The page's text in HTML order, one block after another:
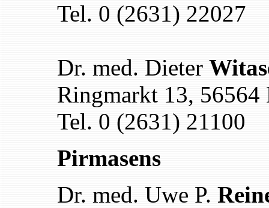
Tel. 0 (2631) 22027
Dr. med. Dieter
Ringmarkt 13, 56564
Tel. 0 (2631) 21100
Pirmasens
Dr. med. Uwe P.